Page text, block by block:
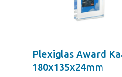
Plexiglas Award
180x135x24mm